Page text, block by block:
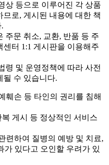
상 등으로 이루어진 각 상품
로, 게시된 내용에 대한 책
주문 취소, 교환, 반품 등 주
터 1:1 게시판을 이용해주
령 및 운영정책에 따라 사전
될 수 있습니다.
훼손 등 타인의 권리를 침해
게시 등 정상적인 서비스
련하여 질병의 예방 및 치료,
가 있다고 오인할 우려가 있